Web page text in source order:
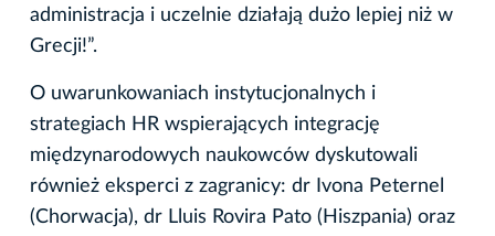
administracja i uczelnie działają dużo lepiej niż w
Grecji!”.
O uwarunkowaniach instytucjonalnych i
strategiach HR wspierających integrację
międzynarodowych naukowców dyskutowali
również eksperci z zagranicy: dr Ivona Peternel
(Chorwacja), dr Lluis Rovira Pato (Hiszpania) oraz